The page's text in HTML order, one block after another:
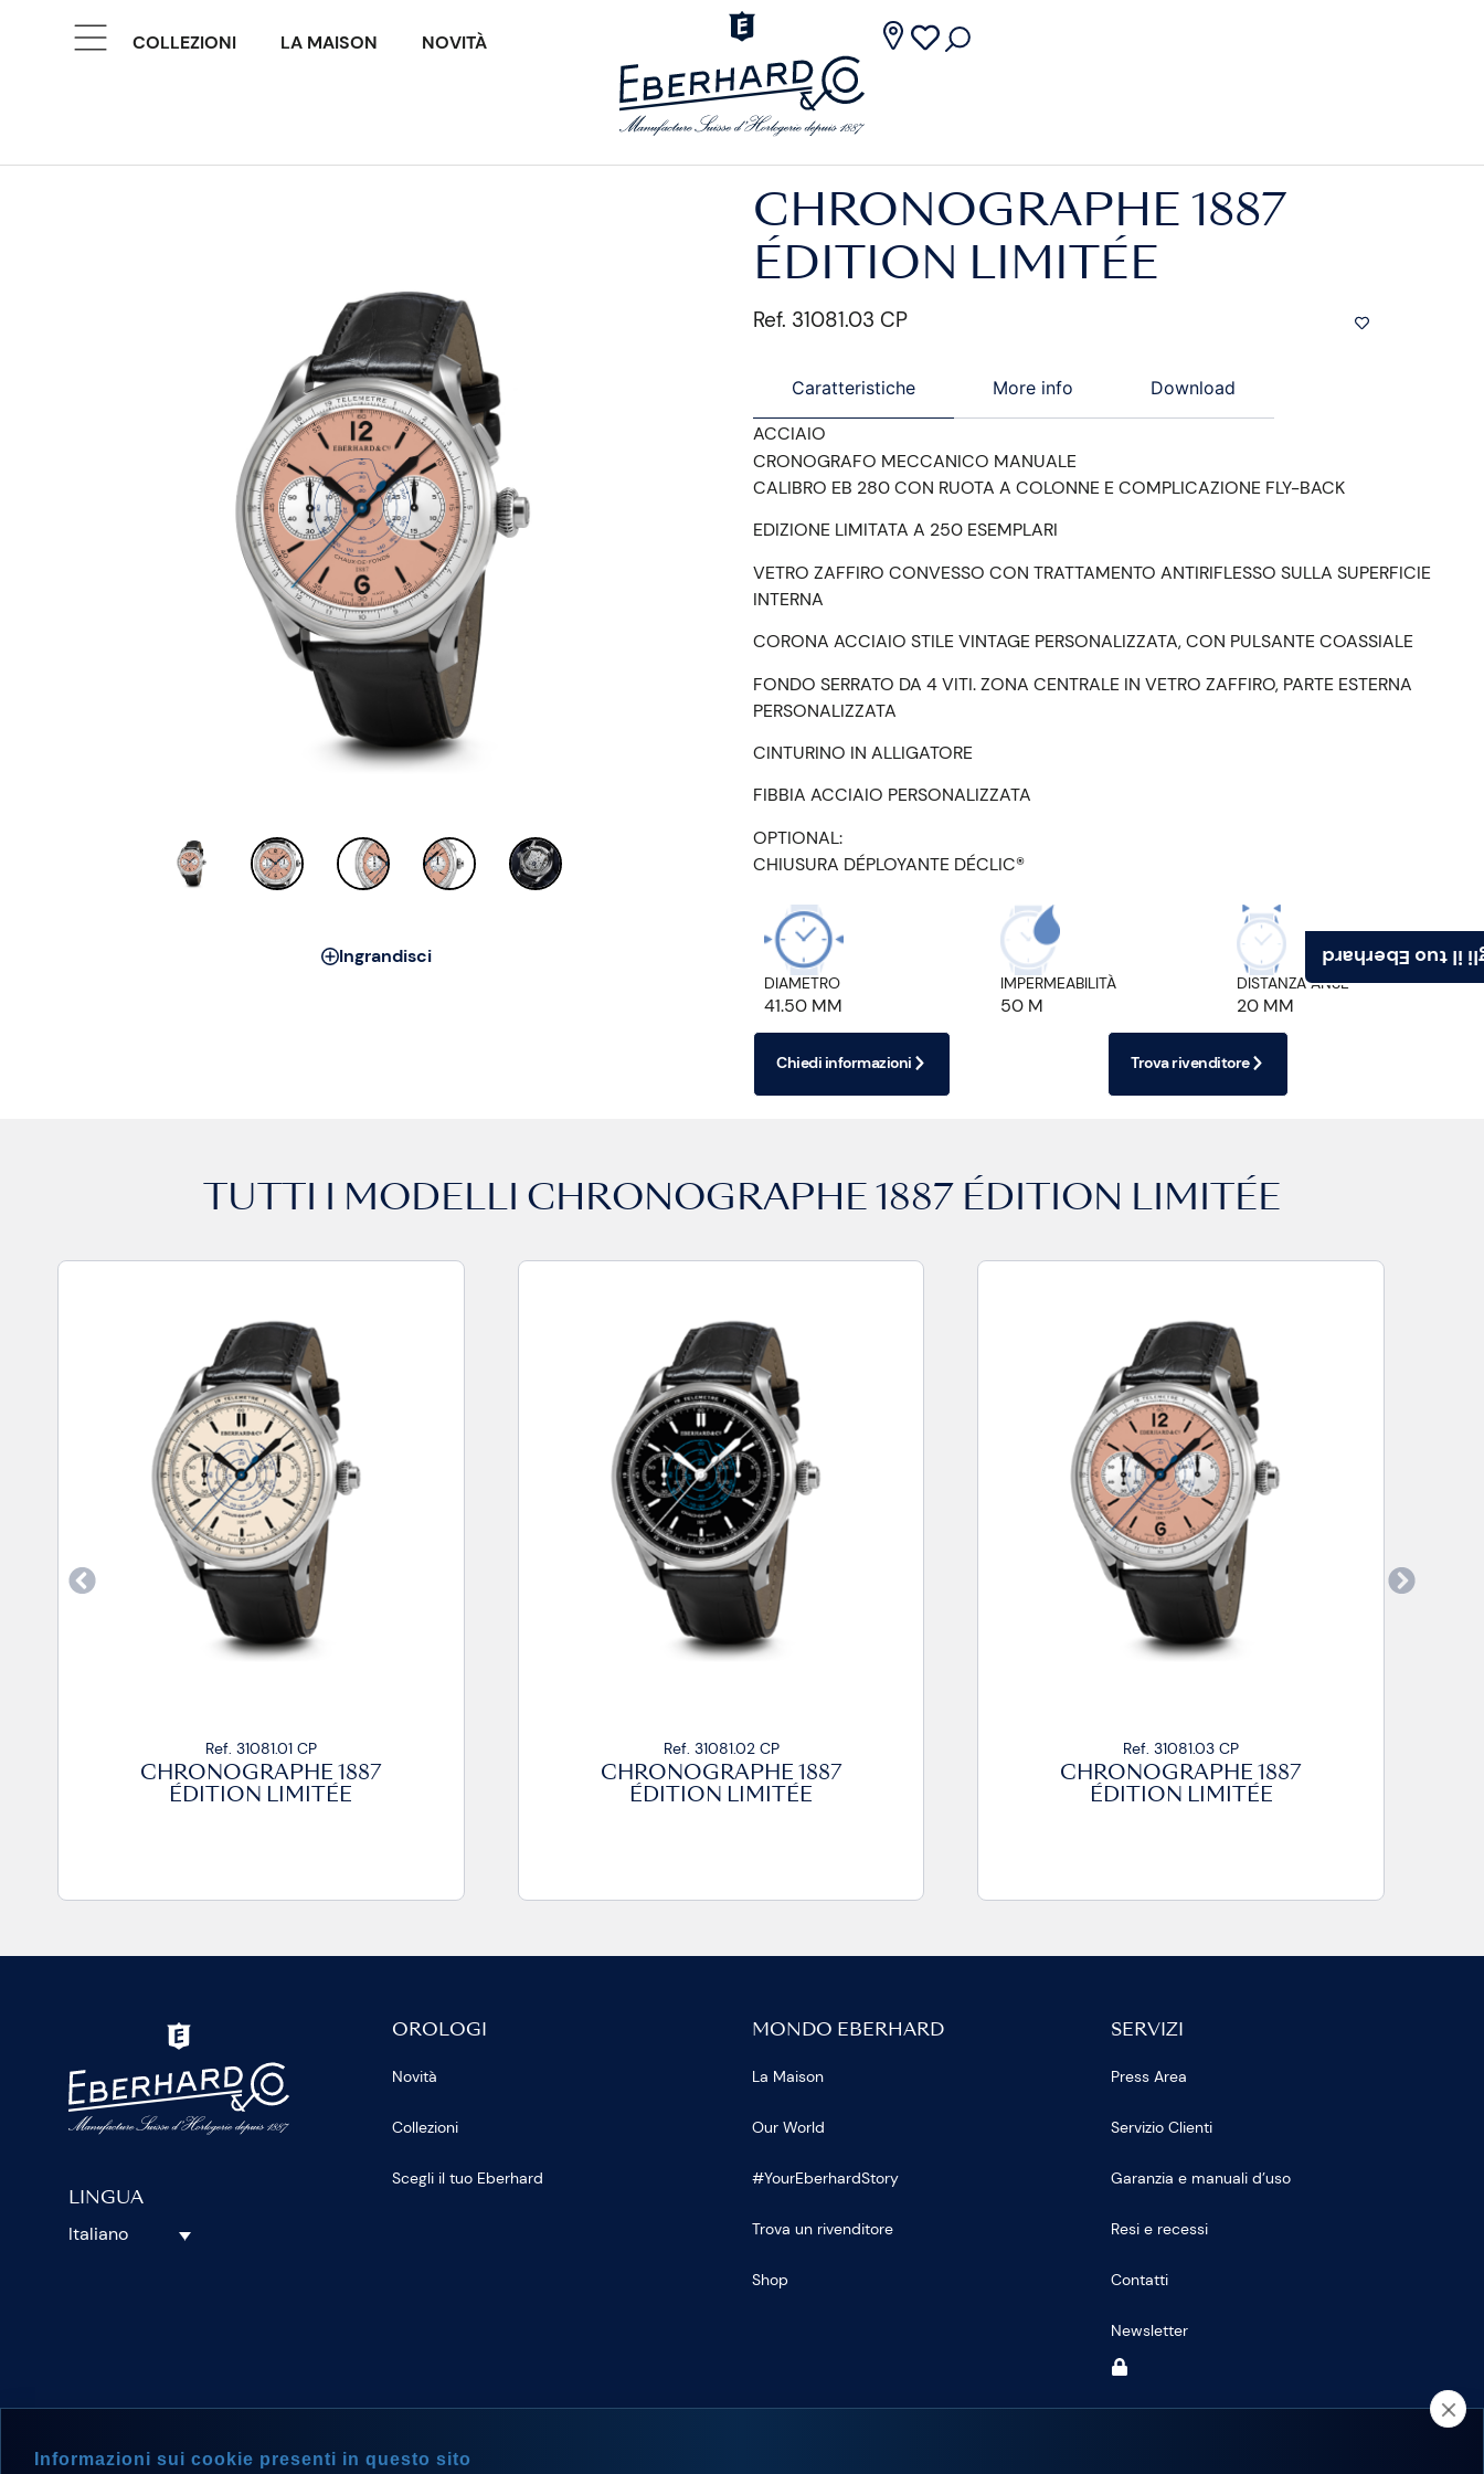
COLLEZIONI LA MAISON NOVITÀ
Scegli il tuo
Ingrandisci
CHRONOGRAPHE 1887
ÉDITION LIMITÉE
Ref. 31081.03 CP
Caratteristiche More info Download
ACCIAIO
CRONOGRAFO MECCANICO MANUALE
CALIBRO EB 280 CON RUOTA A COLONNE E COMPLICAZIONE FLY-BACK
EDIZIONE LIMITATA A 250 ESEMPLARI
VETRO ZAFFIRO CONVESSO CON TRATTAMENTO ANTIRIFLESSO SULLA SUPERFICIE
INTERNA
CORONA ACCIAIO STILE VINTAGE PERSONALIZZATA, CON PULSANTE COASSIALE
FONDO SERRATO DA 4 VITI. ZONA CENTRALE IN VETRO ZAFFIRO, PARTE ESTERNA
PERSONALIZZATA
CINTURINO IN ALLIGATORE
FIBBIA ACCIAIO PERSONALIZZATA
OPTIONAL:
CHIUSURA DÉPLOYANTE DÉCLIC®
DIAMETRO
41.50 MM
IMPERMEABILITÀ
50 M
DISTANZA ANSE
20 MM
Chiedi informazioni Trova rivenditore
TUTTI I MODELLI CHRONOGRAPHE 1887 ÉDITION LIMITÉE
Ref. 31081.01 CP
CHRONOGRAPHE 1887
ÉDITION LIMITÉE
Ref. 31081.02 CP
CHRONOGRAPHE 1887
ÉDITION LIMITÉE
Ref. 31081.03 CP
CHRONOGRAPHE 1887
ÉDITION LIMITÉE
LINGUA
Italiano
OROLOGI
Novità
Collezioni
Scegli il tuo Eberhard
MONDO EBERHARD
La Maison
Our World
#YourEberhardStory
Trova un rivenditore
Shop
SERVIZI
Press Area
Servizio Clienti
Garanzia e manuali d’uso
Resi e recessi
Contatti
Newsletter
Informazioni sui cookie presenti in questo sito